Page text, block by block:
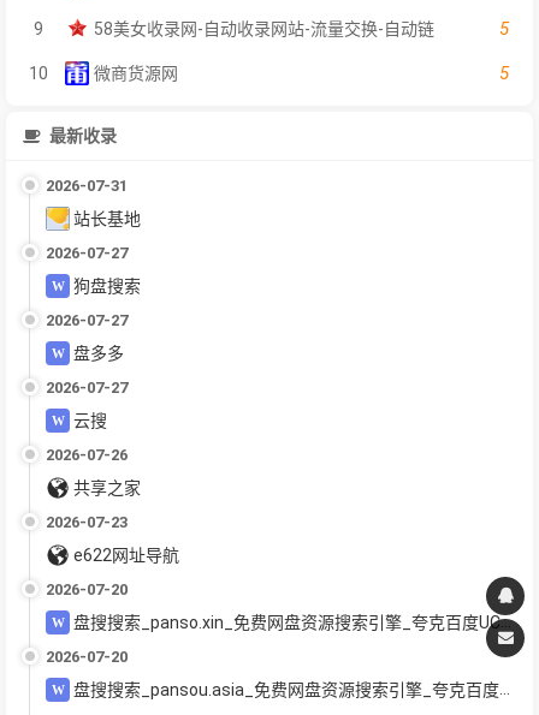
9 58美女收录网-自动收录网站-流量交换-自动链 5
10 微商货源网 5
最新收录
2026-07-31
站长基地
2026-07-27
狗盘搜索
2026-07-27
盘多多
2026-07-27
云搜
2026-07-26
共享之家
2026-07-23
e622网址导航
2026-07-20
盘搜搜索_panso.xin_免费网盘资源搜索引擎_夸克百度UC迅雷网盘聚合搜索_电影教程软件下载
2026-07-20
盘搜搜索_pansou.asia_免费网盘资源搜索引擎_夸克百度UC迅雷网盘聚合搜索_电影教程软件下载